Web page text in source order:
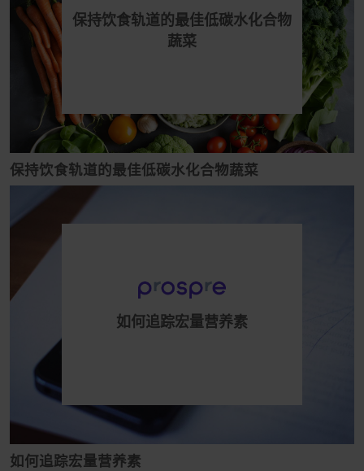
保持饮食轨道的最佳低碳水化合物
蔬菜
保持饮食轨道的最佳低碳水化合物蔬菜
如何追踪宏量营养素
如何追踪宏量营养素